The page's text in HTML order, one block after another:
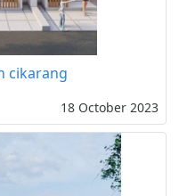
cikarang
18 October 2023